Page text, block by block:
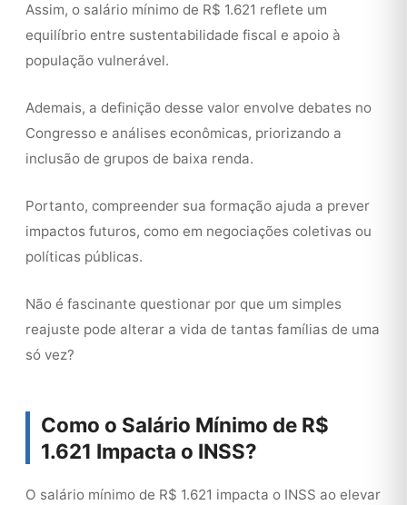
Assim, o salário mínimo de R$ 1.621 reflete um
equilíbrio entre sustentabilidade fiscal e apoio à
população vulnerável.
Ademais, a definição desse valor envolve debates no
Congresso e análises econômicas, priorizando a
inclusão de grupos de baixa renda.
Portanto, compreender sua formação ajuda a prever
impactos futuros, como em negociações coletivas ou
políticas públicas.
Não é fascinante questionar por que um simples
reajuste pode alterar a vida de tantas famílias de uma
só vez?
Como o Salário Mínimo de R$
1.621 Impacta o INSS?
O salário mínimo de R$ 1.621 impacta o INSS ao elevar